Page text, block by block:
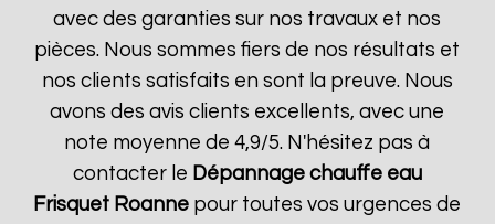
avec des garanties sur nos travaux et nos
pièces. Nous sommes fiers de nos résultats et
nos clients satisfaits en sont la preuve. Nous
avons des avis clients excellents, avec une
note moyenne de 4,9/5. N'hésitez pas à
contacter le Dépannage chauffe eau
Frisquet Roanne pour toutes vos urgences de